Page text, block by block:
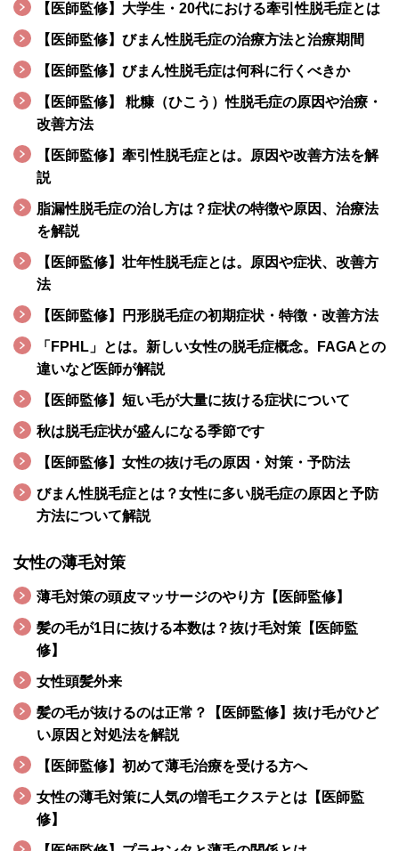
【医師監修】大学生・20代における牽引性脱毛症とは
【医師監修】びまん性脱毛症の治療方法と治療期間
【医師監修】びまん性脱毛症は何科に行くべきか
【医師監修】 粃糠（ひこう）性脱毛症の原因や治療・
改善方法
【医師監修】牽引性脱毛症とは。原因や改善方法を解
説
脂漏性脱毛症の治し方は？症状の特徴や原因、治療法
を解説
【医師監修】壮年性脱毛症とは。原因や症状、改善方
法
【医師監修】円形脱毛症の初期症状・特徴・改善方法
「FPHL」とは。新しい女性の脱毛症概念。FAGAとの
違いなど医師が解説
【医師監修】短い毛が大量に抜ける症状について
秋は脱毛症状が盛んになる季節です
【医師監修】女性の抜け毛の原因・対策・予防法
びまん性脱毛症とは？女性に多い脱毛症の原因と予防
方法について解説
女性の薄毛対策
薄毛対策の頭皮マッサージのやり方【医師監修】
髪の毛が1日に抜ける本数は？抜け毛対策【医師監
修】
女性頭髪外来
髪の毛が抜けるのは正常？【医師監修】抜け毛がひど
い原因と対処法を解説
【医師監修】初めて薄毛治療を受ける方へ
女性の薄毛対策に人気の増毛エクステとは【医師監
修】